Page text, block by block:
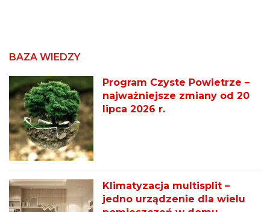
BAZA WIEDZY
Program Czyste Powietrze –
najważniejsze zmiany od 20
lipca 2026 r.
Klimatyzacja multisplit –
jedno urządzenie dla wielu